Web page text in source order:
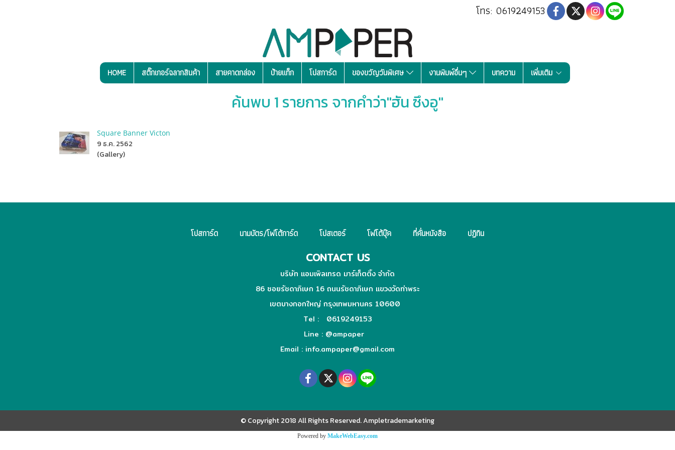
โทร: 0619249153
HOME สติ๊กเกอร์ฉลากสินค้า สายคาดกล่อง ป้ายแท็ก โปสการ์ด ของขวัญวันพิเศษ งานพิมพ์อื่นๆ บทความ เพิ่มเติม
ค้นพบ 1 รายการ จากคำว่า"ฮัน ซึงอู"
Square Banner Victon
9 ธ.ค. 2562
(Gallery)
โปสการ์ด นามบัตร/โฟโต้การ์ด โปสเตอร์ โฟโต้บุ๊ค ที่คั่นหนังสือ ปฏิทิน
CONTACT US
บริษัท แอมเพิลเทรด มาร์เก็ตติ้ง จำกัด
86 ซอยรัชดาภิเษก 16 ถนนรัชดาภิเษก แขวงวัดท่าพระ
เขตบางกอกใหญ่ กรุงเทพมหานคร 10600
Tel : 0619249153
Line : @ampaper
Email : info.ampaper@gmail.com
© Copyright 2018 All Rights Reserved. Ampletrademarketing
Powered by MakeWebEasy.com